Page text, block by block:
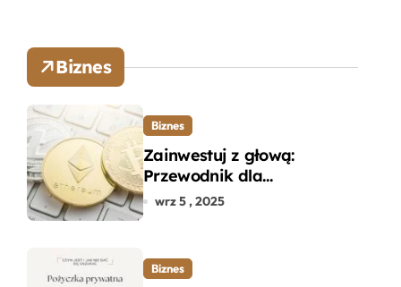
Biznes
Biznes
Zainwestuj z głową:
Przewodnik dla
początkujących w zakupie
wrz 5 , 2025
Biznes